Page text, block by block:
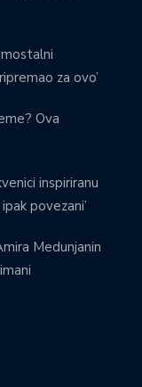
za ovo’
Ova
inspiriranu
povezani’
Medunjanin